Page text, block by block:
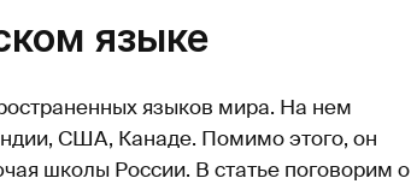
языке
языков мира. На нем
США, Канаде. Помимо этого, он
школы России. В статье поговорим о